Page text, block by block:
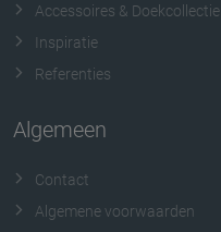
Accessoires & Doekcollectie
Inspiratie
Referenties
Algemeen
Contact
Algemene voorwaarden